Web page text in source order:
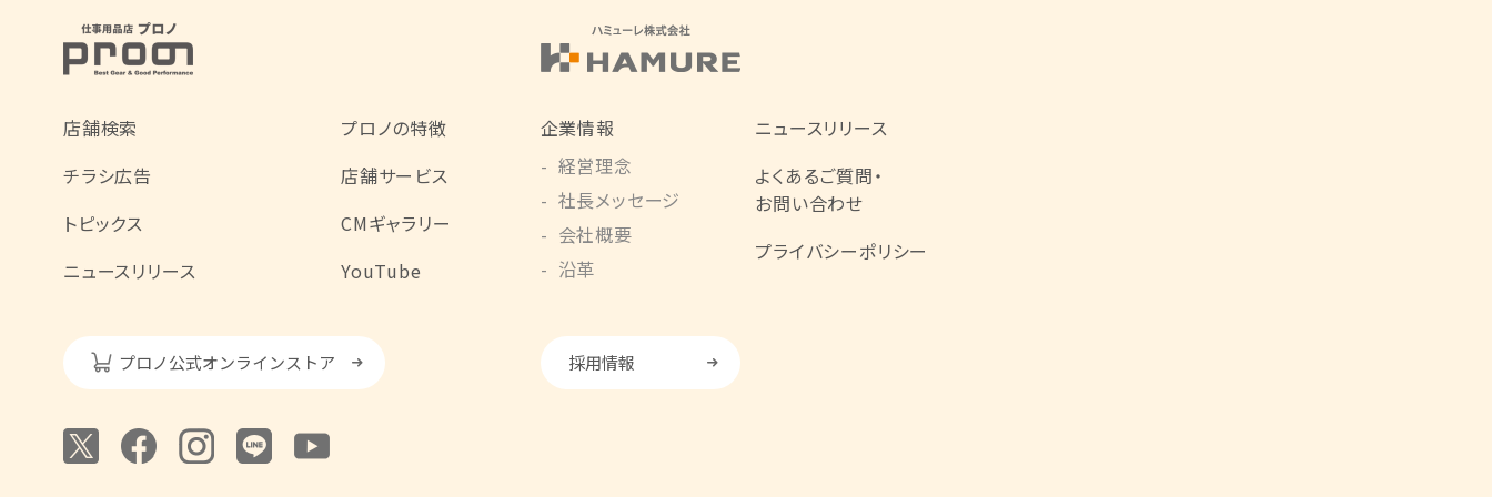
店舗検索
チラシ広告
トピックス
ニュースリリース
プロノの特徴
店舗サービス
CMギャラリー
YouTube
プロノ公式オンラインストア
企業情報
経営理念
社長メッセージ
会社概要
沿革
ニュースリリース
よくあるご質問・
お問い合わせ
プライバシーポリシー
採用情報